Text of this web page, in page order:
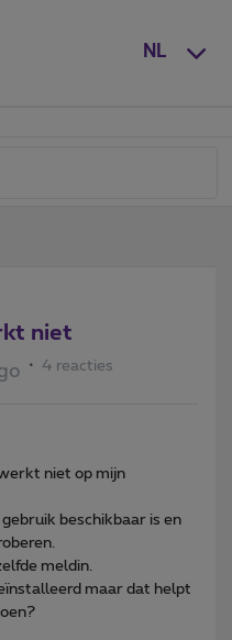
NL
niet
4 reacties
niet op mijn
beschikbaar is en
meldin.
maar dat helpt